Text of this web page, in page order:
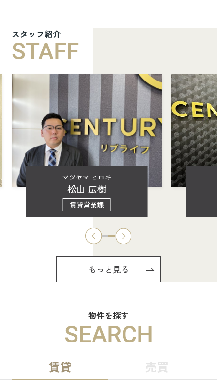
スタッフ紹介
STAFF
マツヤマ ヒロキ
松山 広樹
賃貸営業課
もっと見る
物件を探す
SEARCH
賃貸 売買